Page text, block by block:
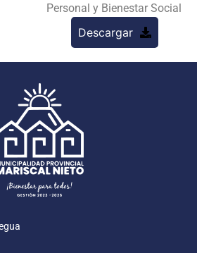
Personal y Bienestar Social
Descargar